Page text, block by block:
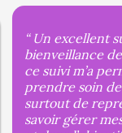
Un excellent
bienveillance
ce suivi m’a
prendre soin
surtout de
savoir gérer